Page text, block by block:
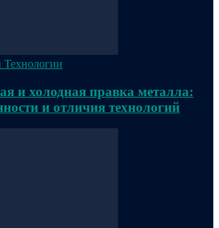
Технологии
и холодная правка металла:
и отличия технологий